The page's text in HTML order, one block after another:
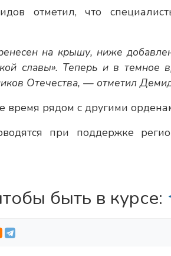
отметил, что
на крышу, ниже
славы». Теперь и в темное
Отечества, — отметил
время рядом с другими
при поддержке
быть в курсе: